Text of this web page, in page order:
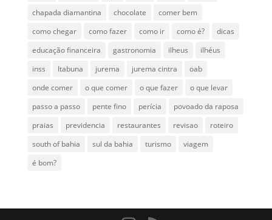
chapada diamantina
chocolate
comer bem
como chegar
como fazer como ir como é?
dicas
educação financeira
gastronomia ilheus
ilhéus
inss
Itabuna jurema jurema cintra
oab
onde comer
o que comer o que fazer
o que levar
passo a passo
pente fino perícia
povoado da raposa
praias
previdencia restaurantes revisao
roteiro
south of bahia
sul da bahia turismo
viagem
é bom?